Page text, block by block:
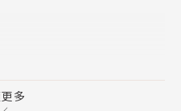
什麼書」社團版主
興國小圖書館老師
多